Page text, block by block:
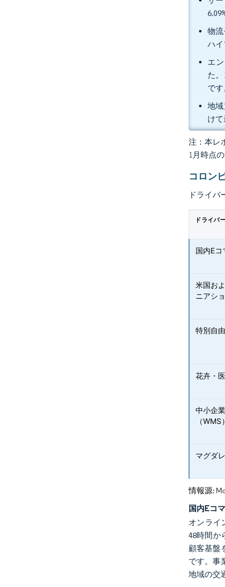
物流
ハイ
エ
た
です
地
けて
注：本レ
1月時点
コロン
ドライバ
ドライバ
国内E
米国お
ニアシ
特別自
花卉・
中小企
（
マグダ
情報源:
国内Eコ
オンライ
48時間か
顧客基盤
です。事
地域の交